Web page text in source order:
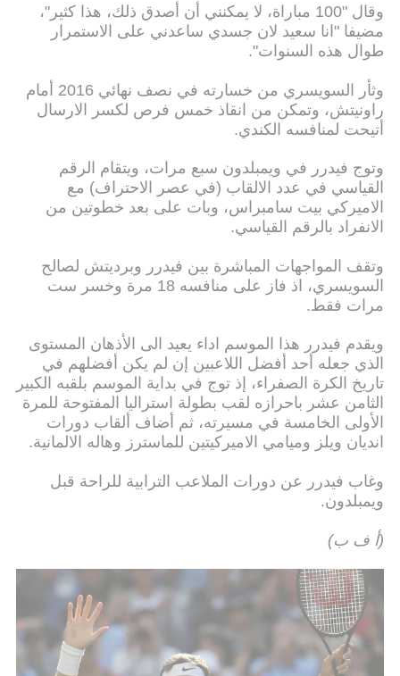
وقال "100 مباراة، لا يمكنني أن أصدق ذلك، هذا كثير"،
مضيفا "انا سعيد لان جسدي ساعدني على الاستمرار
طوال هذه السنوات".
وثأر السويسري من خسارته في نصف نهائي 2016 أمام
راونيتش، وتمكن من انقاذ خمس فرص لكسر الارسال
أتيحت لمنافسه الكندي.
وتوج فيدرر في ويمبلدون سبع مرات، ويتقام الرقم
القياسي في عدد الالقاب (في عصر الاحتراف) مع
الاميركي بيت سامبراس، وبات على بعد خطوتين من
الانفراد بالرقم القياسي.
وتقف المواجهات المباشرة بين فيدرر وبرديتش لصالح
السويسري، اذ فاز على منافسه 18 مرة وخسر ست
مرات فقط.
ويقدم فيدرر هذا الموسم اداء يعيد الى الأذهان المستوى
الذي جعله أحد أفضل اللاعبين إن لم يكن أفضلهم في
تاريخ الكرة الصفراء، إذ توج في بداية الموسم بلقبه الكبير
الثامن عشر باحرازه لقب بطولة استراليا المفتوحة للمرة
الأولى الخامسة في مسيرته، ثم أضاف ألقاب دورات
انديان ويلز وميامي الاميركيتين للماسترز وهاله الالمانية.
وغاب فيدرر عن دورات الملاعب الترابية للراحة قبل
ويمبلدون.
(أ ف ب)